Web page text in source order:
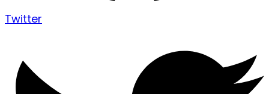
Twitter